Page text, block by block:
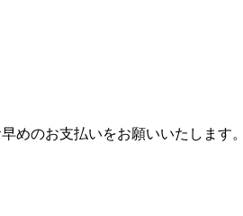
めのお支払いをお願いいたします。